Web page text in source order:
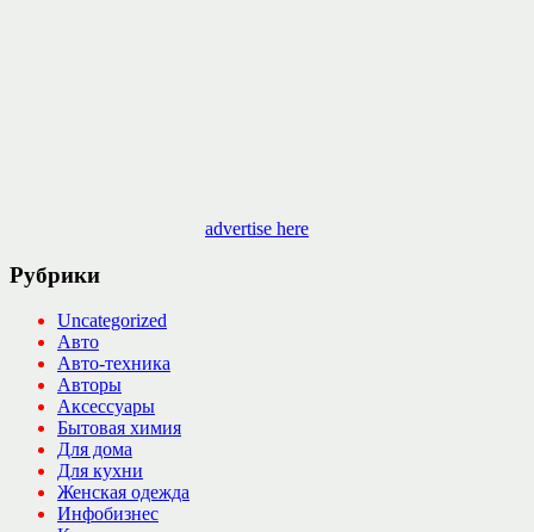
advertise here
Рубрики
Uncategorized
Авто
Авто-техника
Авторы
Аксессуары
Бытовая химия
Для дома
Для кухни
Женская одежда
Инфобизнес